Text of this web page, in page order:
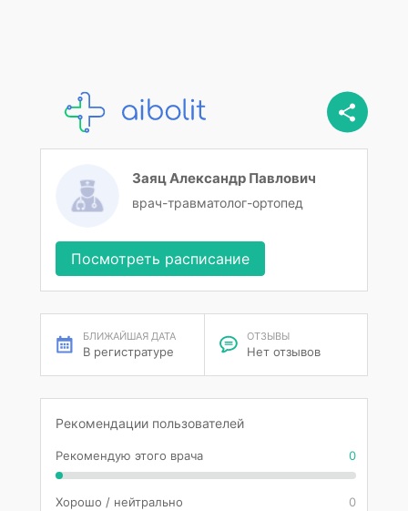
Заяц Александр Павлович
врач-травматолог-ортопед
Посмотреть расписание
БЛИЖАЙШАЯ ДАТА
В регистратуре
ОТЗЫВЫ
Нет отзывов
Рекомендации пользователей
Рекомендую этого врача 0
Хорошо / нейтрально 0